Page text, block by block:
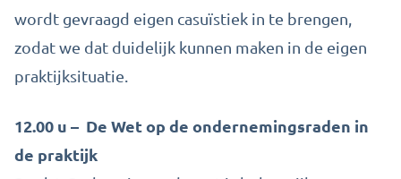
wordt gevraagd eigen casuïstiek in te brengen,
zodat we dat duidelijk kunnen maken in de eigen
praktijksituatie.
12.00 u – De Wet op de ondernemingsraden in
de praktijk